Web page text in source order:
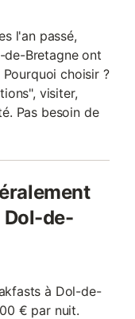
l'an passé,
de-Bretagne ont
choisir ?
visiter,
Pas besoin de
Dol-de-
à Dol-de-
€ par nuit.